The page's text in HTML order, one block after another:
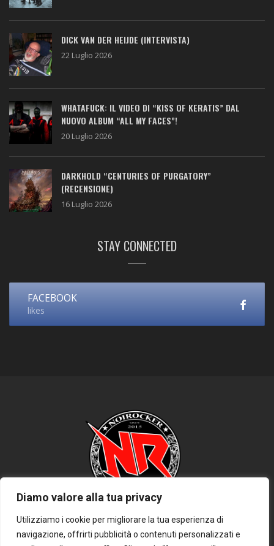
Diamo valore alla tua privacy
Utilizziamo i cookie per migliorare la tua esperienza di
navigazione, offrirti pubblicità o contenuti personalizzati e
DICK VAN DER HEIJDE (INTERVISTA)
22 Luglio 2026
WHATAFUCK: IL VIDEO DI “KISS OF KERATIS” DAL
NUOVO ALBUM “ALL MY FACES”!
20 Luglio 2026
DARKHOLD “CENTURIES OF PURGATORY”
(RECENSIONE)
16 Luglio 2026
STAY CONNECTED
FACEBOOK
likes